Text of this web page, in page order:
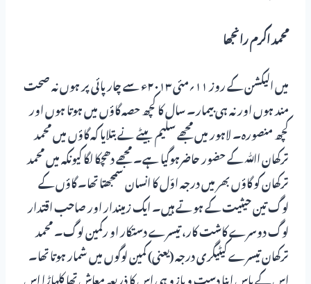
محمد اکرم رانجھا
میں الیکشن کے روز ۱۱؍مئی ۲۰۱۳ء سے چار پائی پر ہوں نہ صحت
مند ہوں اور نہ ہی بیمار۔ سال کا کچھ حصہ گاؤں میں ہوتا ہوں اور
کچھ منصورہ۔ لاہور میں مجھے سلیم بیٹے نے بتلایا کہ گاؤں میں محمد
ترکھان اﷲ کے حضور حاضرہوگیا ہے۔ مجھے دھچکا لگا کیونکہ میں محمد
ترکھان کو گاؤں بھر میں درجہ اوّل کا انسان سمجھتا تھا۔ گاؤں کے
لوگ تین حیثیت کے ہوتے ہیں۔ ایک زمیندار اور صاحب اقتدار
لوگ دوسرے کاشت کار، تیسرے دستکار او رکمین لوگ۔ محمد
ترکھان تیسرے کیٹیگری درجہ (یعنی) کمین لوگوں میں شمار ہوتا تھا۔
اس کے پاس اپنا دست و بازو ہی اس کا ذریعہ معاش تھا کلہاڑا اس